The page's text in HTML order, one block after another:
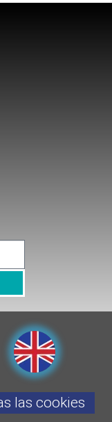
las cookies